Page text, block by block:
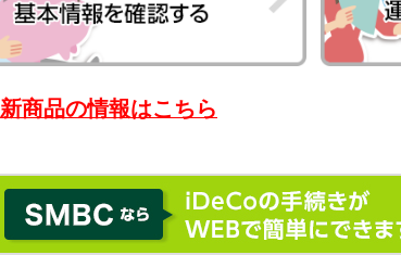
新商品の情報はこちら